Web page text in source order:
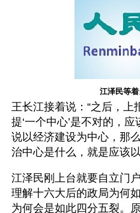
江泽民等着
王长江接着说：“之后，上
提‘一个中心’是不对的，应
说以经济建设为中心，那
治中心是什么，就是应该
江泽民刚上台就要自立门
理解十六大后的政局为何
为何会是如此四分五裂。